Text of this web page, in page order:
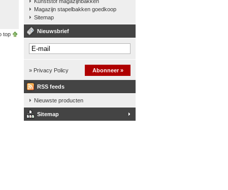
top
Magazijn stapelbakken goedkoop
Sitemap
Nieuwsbrief
» Privacy Policy Abonneer »
RSS feeds
Nieuwste producten
Sitemap